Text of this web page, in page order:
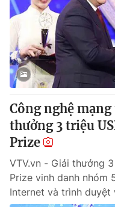
® Cấm sao chép dưới mọi
thuận bằng văn bản. Ghi
thông tin từ website này.
Công nghệ
thưởng 3 triệu
Prize
VTV.vn - Giải thưởng
Prize vinh danh nhóm
Internet và trình duyệt